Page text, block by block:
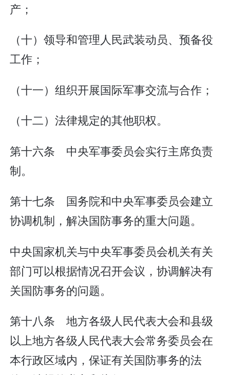
产；
（十）领导和管理人民武装动员、预备役
工作；
（十一）组织开展国际军事交流与合作；
（十二）法律规定的其他职权。
第十六条 中央军事委员会实行主席负责
制。
第十七条 国务院和中央军事委员会建立
协调机制，解决国防事务的重大问题。
中央国家机关与中央军事委员会机关有关
部门可以根据情况召开会议，协调解决有
关国防事务的问题。
第十八条 地方各级人民代表大会和县级
以上地方各级人民代表大会常务委员会在
本行政区域内，保证有关国防事务的法